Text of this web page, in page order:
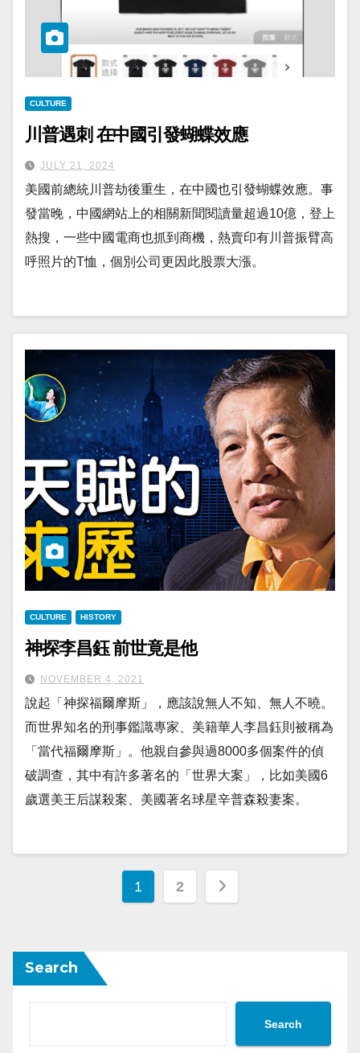
CULTURE
川普遇刺 在中國引發蝴蝶效應
JULY 21, 2024
美國前總統川普劫後重生，在中國也引發蝴蝶效應。事
發當晚，中國網站上的相關新聞閱讀量超過10億，登上
熱搜，一些中國電商也抓到商機，熱賣印有川普振臂高
呼照片的T恤，個別公司更因此股票大漲。
CULTURE HISTORY
神探李昌鈺 前世竟是他
NOVEMBER 4, 2021
說起「神探福爾摩斯」，應該說無人不知、無人不曉。
而世界知名的刑事鑑識專家、美籍華人李昌鈺則被稱為
「當代福爾摩斯」。他親自參與過8000多個案件的偵
破調查，其中有許多著名的「世界大案」，比如美國6
歲選美王后謀殺案、美國著名球星辛普森殺妻案。
Posts
1 2
Search
Search